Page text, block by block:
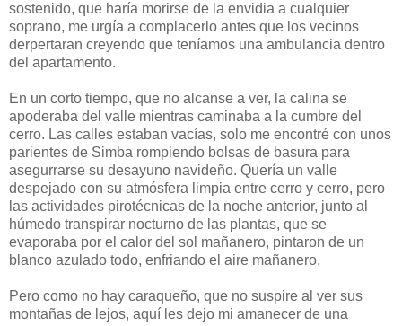
sostenido, que haría morirse de la envidia a cualquier
soprano, me urgía a complacerlo antes que los vecinos
derpertaran creyendo que teníamos una ambulancia dentro
del apartamento.
En un corto tiempo, que no alcanse a ver, la calina se
apoderaba del valle mientras caminaba a la cumbre del
cerro. Las calles estaban vacías, solo me encontré con unos
parientes de Simba rompiendo bolsas de basura para
asegurrarse su desayuno navideño. Quería un valle
despejado con su atmósfera limpia entre cerro y cerro, pero
las actividades pirotécnicas de la noche anterior, junto al
húmedo transpirar nocturno de las plantas, que se
evaporaba por el calor del sol mañanero, pintaron de un
blanco azulado todo, enfriando el aire mañanero.
Pero como no hay caraqueño, que no suspire al ver sus
montañas de lejos, aquí les dejo mi amanecer de una